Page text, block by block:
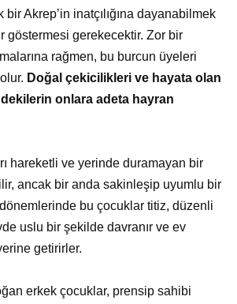
bir Akrep’in inatçılığına dayanabilmek
göstermesi gerekecektir. Zor bir
rağmen, bu burcun üyeleri
Doğal çekicilikleri ve hayata olan
onlara adeta hayran
hareketli ve yerinde duramayan bir
ancak bir anda sakinleşip uyumlu bir
bu çocuklar titiz, düzenli
uslu bir şekilde davranır ve ev
getirirler.
erkek çocuklar, prensip sahibi